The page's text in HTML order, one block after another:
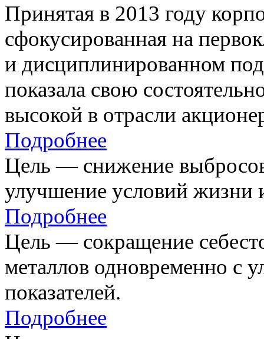
Принятая в 2013 году
сфокусированная на
и дисциплинированном
показала свою
высокой в отрасли
Подробнее
Цель — снижение
улучшение условий жизни
Подробнее
Цель — сокращение
металлов одновременно с
показателей.
Подробнее